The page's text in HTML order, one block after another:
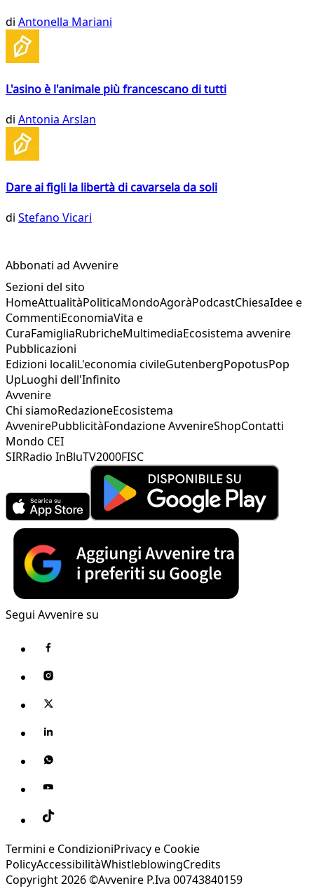
di Antonella Mariani
L'asino è l'animale più francescano di tutti
di Antonia Arslan
Dare ai figli la libertà di cavarsela da soli
di Stefano Vicari
Abbonati ad Avvenire
Sezioni del sito
HomeAttualitàPoliticaMondoAgoràPodcastChiesaIdee e
CommentiEconomiaVita e
CuraFamigliaRubricheMultimediaEcosistema avvenire
Pubblicazioni
Edizioni localiL'economia civileGutenbergPopotusPop
UpLuoghi dell'Infinito
Avvenire
Chi siamoRedazioneEcosistema
AvvenirePubblicitàFondazione AvvenireShopContatti
Mondo CEI
SIRRadio InBluTV2000FISC
Segui Avvenire su
Termini e CondizioniPrivacy e Cookie
PolicyAccessibilitàWhistleblowingCredits
Copyright 2026 ©Avvenire P.Iva 00743840159